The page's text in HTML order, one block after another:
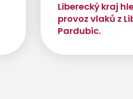
Liberecký kraj
provoz vlaků z
Pardubic.